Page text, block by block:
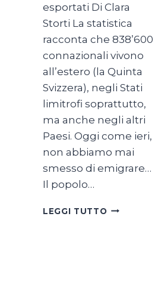
esportati Di Clara
Storti La statistica
racconta che 838’600
connazionali vivono
all’estero (la Quinta
Svizzera), negli Stati
limitrofi soprattutto,
ma anche negli altri
Paesi. Oggi come ieri,
non abbiamo mai
smesso di emigrare…
Il popolo…
LEGGI TUTTO SON